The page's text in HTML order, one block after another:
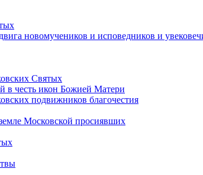
новомучеников и исповедников и
Святых
в честь икон Божией Матери
подвижников благочестия
Московской просиявших